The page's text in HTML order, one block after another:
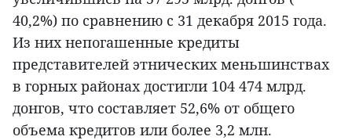
40,2%) по сравнению с 31 декабря 2015 года.
Из них непогашенные кредиты
представителей этнических меньшинствах
в горных районах достигли 104 474 млрд.
донгов, что составляет 52,6% от общего
объема кредитов или более 3,2 млн.